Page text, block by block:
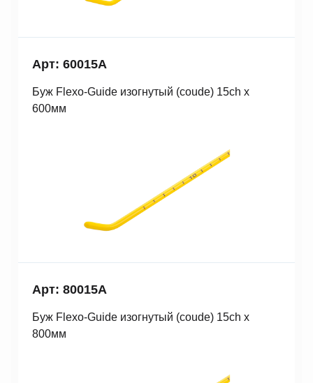
Арт: 60015A
Буж Fleхo-Guide изогнутый (coude) 15ch x
600мм
Арт: 80015A
Буж Fleхo-Guide изогнутый (coude) 15ch x
800мм